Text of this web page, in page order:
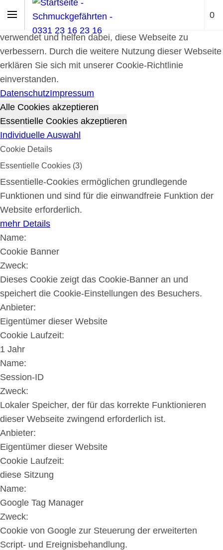
Cookie-Richtlinie
Cookies werden zur Benutzerführung und Webanalyse
verwendet und helfen dabei, diese Webseite zu
verbessern. Durch die weitere Nutzung dieser Webseite
erklären Sie sich mit unserer Cookie-Richtlinie
einverstanden.
DatenschutzImpressum
Alle Cookies akzeptieren
Essentielle Cookies akzeptieren
Individuelle Auswahl
Cookie Details
Essentielle Cookies (3)
Essentielle-Cookies ermöglichen grundlegende
Funktionen und sind für die einwandfreie Funktion der
Website erforderlich.
mehr Details
Name:
Cookie Banner
Zweck:
Dieses Cookie zeigt das Cookie-Banner an und
speichert die Cookie-Einstellungen des Besuchers.
Anbieter:
Eigentümer dieser Website
Cookie Laufzeit:
1 Jahr
Name:
Session-ID
Zweck:
Lokaler Speicher, der für das korrekte Funktionieren
dieser Webseite zwingend erforderlich ist.
Anbieter:
Eigentümer dieser Website
Cookie Laufzeit:
diese Sitzung
Name:
Google Tag Manager
Zweck:
Cookie von Google zur Steuerung der erweiterten
Script- und Ereignisbehandlung.
0